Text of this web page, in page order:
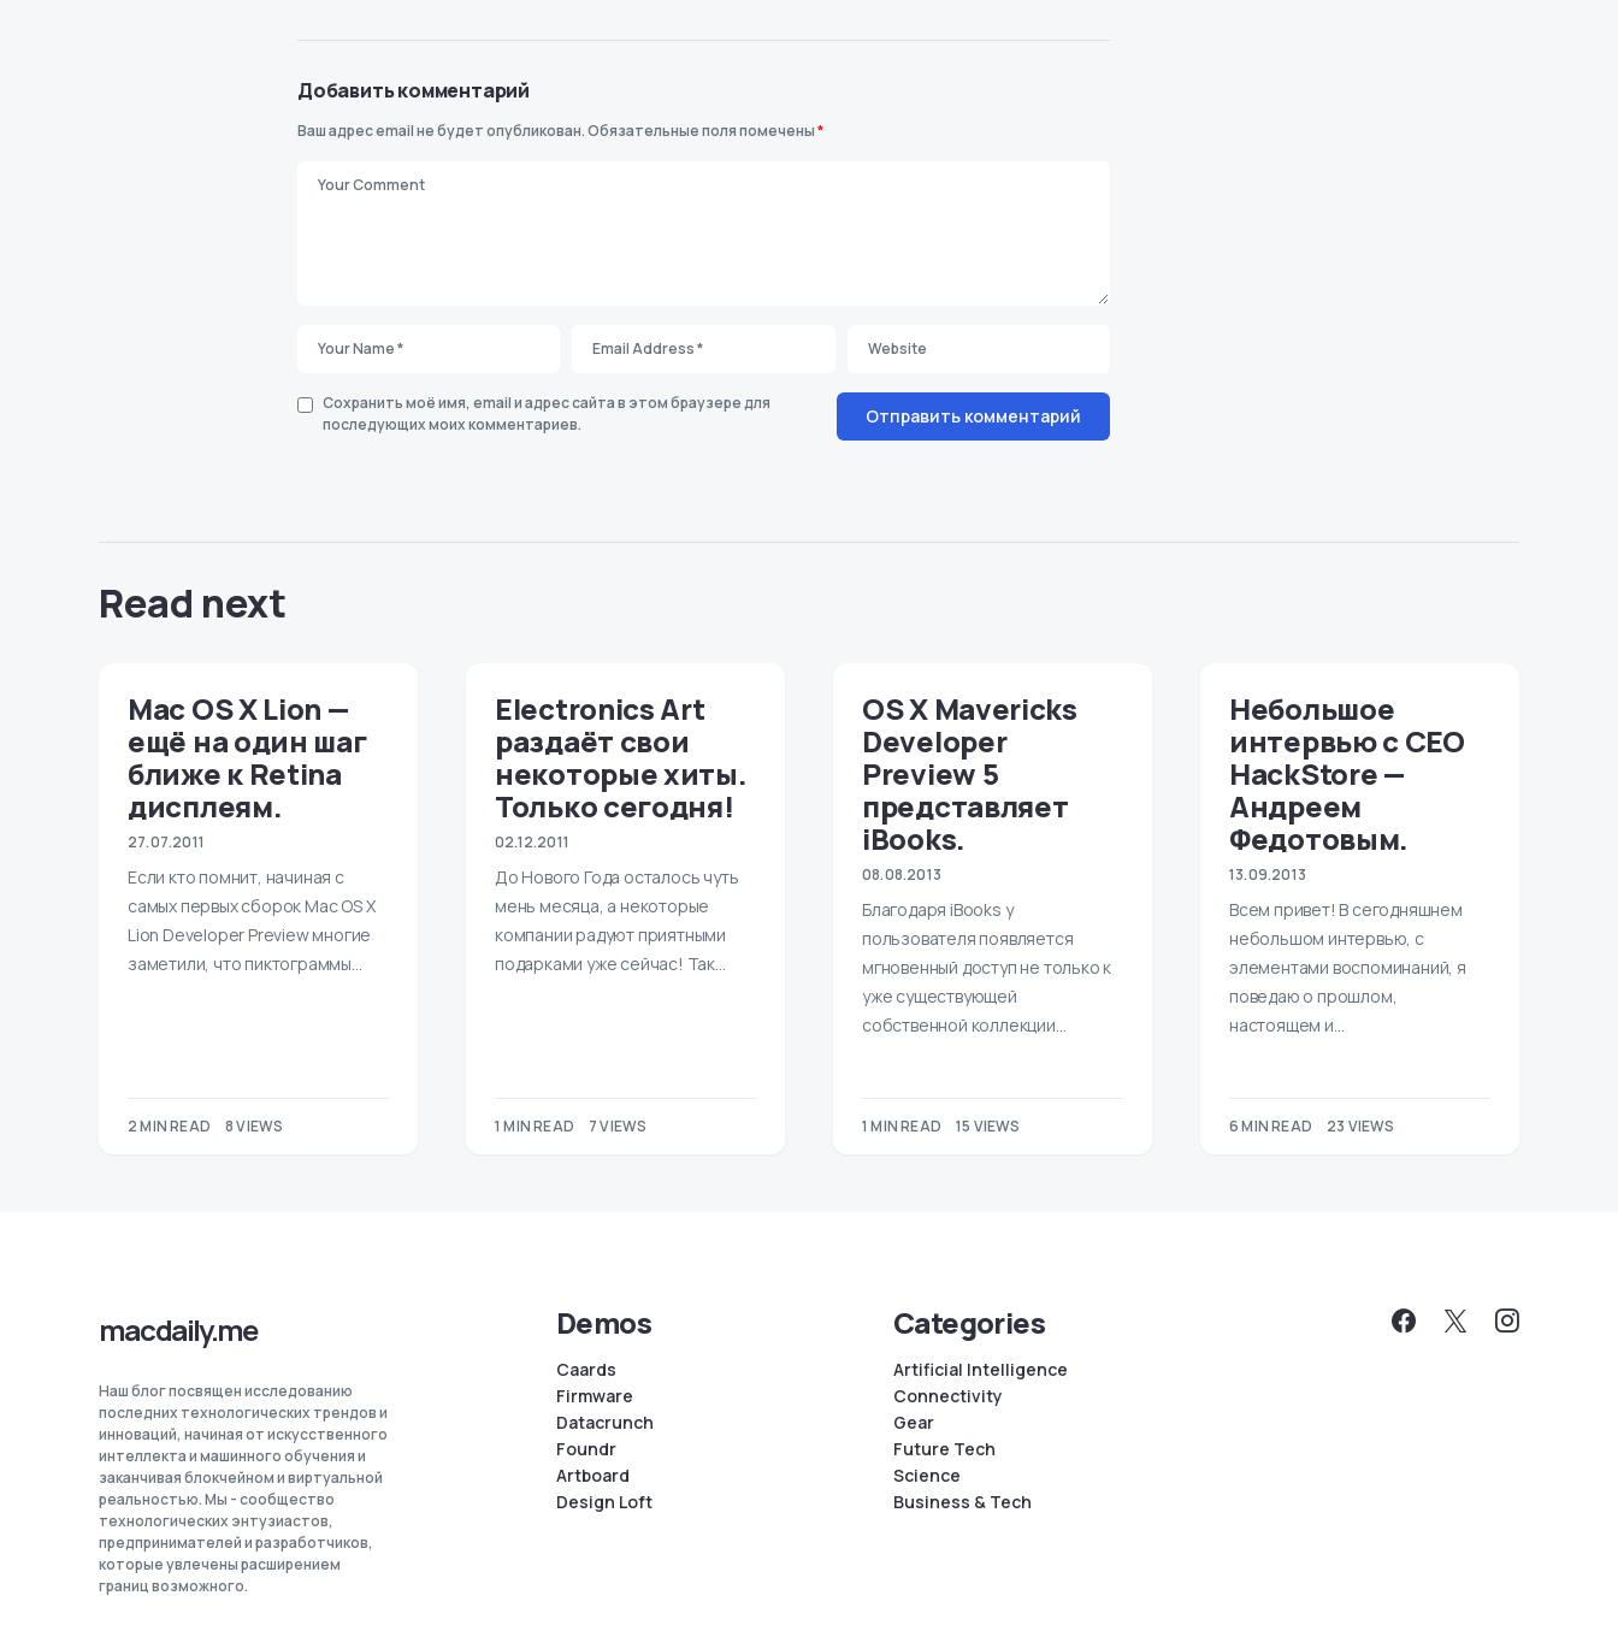
Добавить комментарий
Ваш адрес email не будет опубликован.Обязательные поля помечены*
Сохранить моё имя, email и адрес сайта в этом браузере для
последующих моих комментариев.
Read next
Mac OS X Lion —
ещё на один шаг
ближе к Retina
дисплеям.
27.07.2011
Если кто помнит, начиная с
самых первых сборок Mac OS X
Lion Developer Preview многие
заметили, что пиктограммы…
2 MIN READ 8 VIEWS
Electronics Art
раздаёт свои
некоторые хиты.
Только сегодня!
02.12.2011
До Нового Года осталось чуть
мень месяца, а некоторые
компании радуют приятными
подарками уже сейчас! Так…
1 MIN READ 7 VIEWS
OS X Mavericks
Developer
Preview 5
представляет
iBooks.
08.08.2013
Благодаря iBooks у
пользователя появляется
мгновенный доступ не только к
уже существующей
собственной коллекции…
1 MIN READ 15 VIEWS
Небольшое
интервью с CEO
HackStore —
Андреем
Федотовым.
13.09.2013
Всем привет! В сегодняшнем
небольшом интервью, с
элементами воспоминаний, я
поведаю о прошлом,
настоящем и…
6 MIN READ 23 VIEWS
macdaily.me
Наш блог посвящен исследованию
последних технологических трендов и
инноваций, начиная от искусственного
интеллекта и машинного обучения и
заканчивая блокчейном и виртуальной
реальностью. Мы - сообщество
технологических энтузиастов,
предпринимателей и разработчиков,
которые увлечены расширением
границ возможного.
Demos
Caards
Firmware
Datacrunch
Foundr
Artboard
Design Loft
Categories
Artificial Intelligence
Connectivity
Gear
Future Tech
Science
Business & Tech